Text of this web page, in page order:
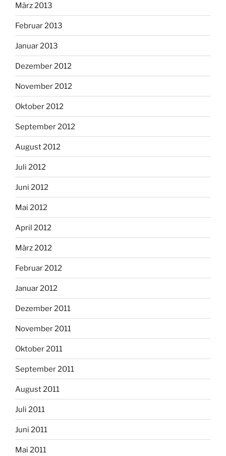
März 2013
Februar 2013
Januar 2013
Dezember 2012
November 2012
Oktober 2012
September 2012
August 2012
Juli 2012
Juni 2012
Mai 2012
April 2012
März 2012
Februar 2012
Januar 2012
Dezember 2011
November 2011
Oktober 2011
September 2011
August 2011
Juli 2011
Juni 2011
Mai 2011